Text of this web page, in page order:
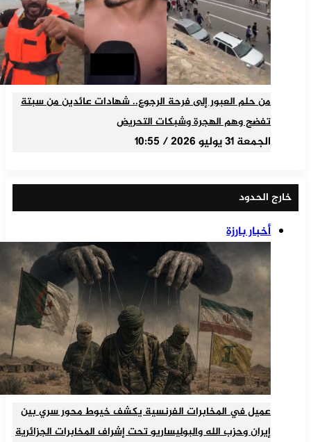
من حلم العبور إلى فرحة الرجوع.. شهادات عائدين من سبتة
تفضح وهم الهجرة وشبكات التحريض
الجمعة 31 يوليو 2026 / 10:55
خارج الحدود
أخبار بارزة
عميل في المخابرات الفرنسية يكشف خيوط محور سري بين
إيران وحزب الله والبوليساريو تحت إشراف المخابرات الجزائرية